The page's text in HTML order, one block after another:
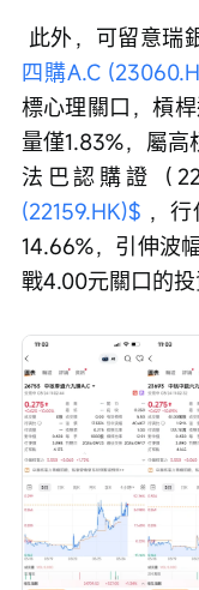
此外，可留意瑞
四購A.C
標心理關口，槓
量僅1.83%，屬
法巴認購證（
(22159.HK)$ ，
14.66%，引伸波
戰4.00元關口的投